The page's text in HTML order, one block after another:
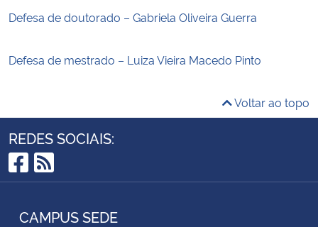
Defesa de doutorado – Gabriela Oliveira Guerra
Defesa de mestrado – Luiza Vieira Macedo Pinto
Voltar ao topo
REDES SOCIAIS:
Facebook
RSS
CAMPUS SEDE